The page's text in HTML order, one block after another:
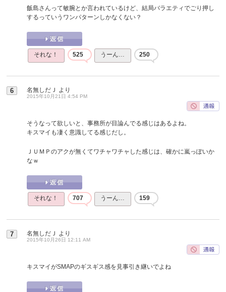
飯島さんって敏腕とか言われているけど、結局バラエティでごり押し
するっていうワンパターンしかなくない？
それな！ 525 うーん… 250
6 名無しだＪ より
2015年10月21日 4:54 PM
そうなって欲しいと、事務所が目論んでる感じはあるよね。
キスマイも凄く意識してる感じだし。
ＪＵＭＰのアクが無くてワチャワチャした感じは、確かに嵐っぽいか
なｗ
それな！ 707 うーん… 159
7 名無しだＪ より
2015年10月26日 12:11 AM
キスマイがSMAPのギスギス感を見事引き継いでよね